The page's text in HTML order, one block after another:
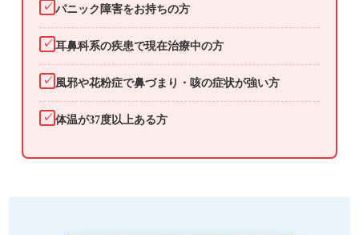
✓ パニック障害をお持ちの方
✓ 耳鼻科系の疾患で現在治療中の方
✓ 風邪や花粉症で鼻づまり・咳の症状が強い方
✓ 体温が37度以上ある方